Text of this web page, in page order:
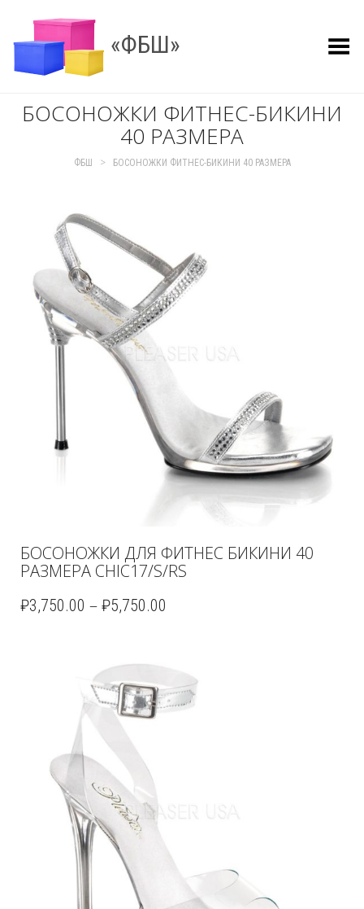
«ФБШ» Показать меню
БОСОНОЖКИ ФИТНЕС-БИКИНИ
40 РАЗМЕРА
ФБШ > БОСОНОЖКИ ФИТНЕС-БИКИНИ 40 РАЗМЕРА
БОСОНОЖКИ ДЛЯ ФИТНЕС БИКИНИ 40
РАЗМЕРА CHIC17/S/RS
₽3,750.00 – ₽5,750.00